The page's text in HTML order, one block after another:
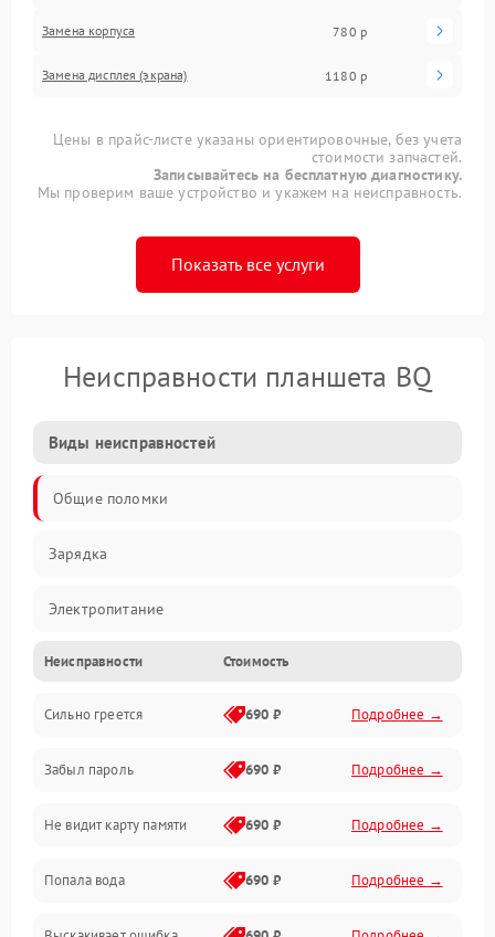
Замена корпуса 780 р
Замена дисплея (экрана) 1180 р
Цены в прайс-листе указаны ориентировочные, без учета
стоимости запчастей.
Записывайтесь на бесплатную диагностику.
Мы проверим ваше устройство и укажем на неисправность.
Показать все услуги
Неисправности планшета BQ
Виды неисправностей
Общие поломки
Зарядка
Электропитание
Экран и изображение
Дисплей
Экран (дисплей)
Связь
Разговор (микрофон, динамик)
Неисправности Стоимость
Сильно греется 690 ₽ Подробнее →
Забыл пароль 690 ₽ Подробнее →
Не видит карту памяти 690 ₽ Подробнее →
Попала вода 690 ₽ Подробнее →